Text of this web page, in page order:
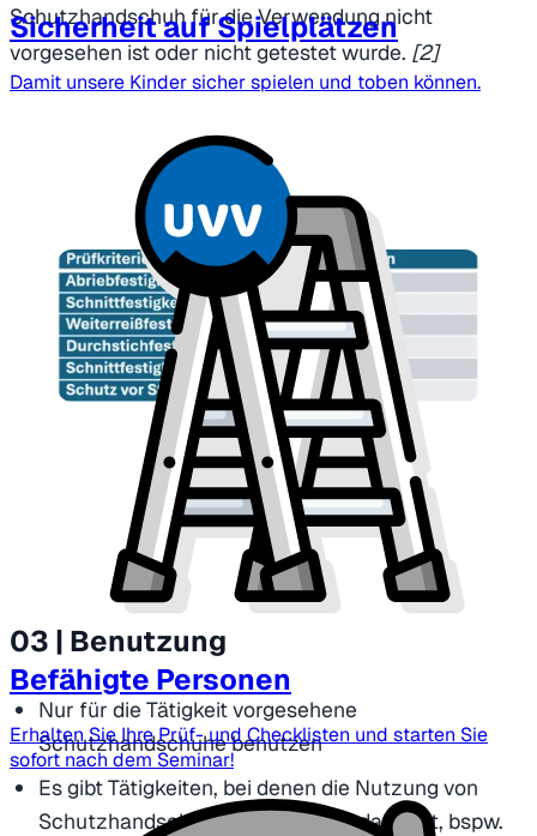
Schutzhandschuh für die Verwendung nicht
vorgesehen ist oder nicht getestet wurde. [2]
03 | Benutzung
Nur für die Tätigkeit vorgesehene
Schutzhandschuhe benutzen
Es gibt Tätigkeiten, bei denen die Nutzung von
Schutzhandschuhen eine Gefahr darstellt, bspw.
Sicherheit auf Spielplätzen
Damit unsere Kinder sicher spielen und toben können.
Befähigte Personen
Erhalten Sie Ihre Prüf- und Checklisten und starten Sie
sofort nach dem Seminar!